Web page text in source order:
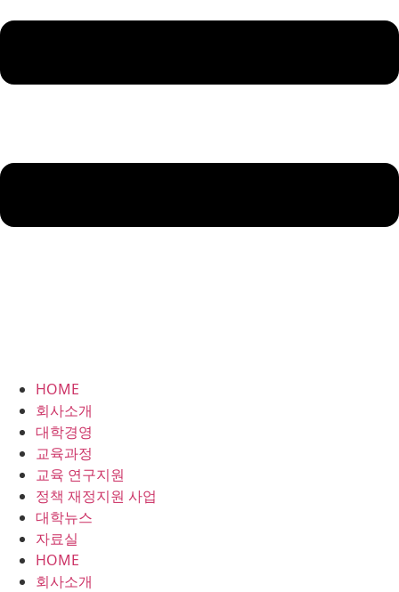
HOME
회사소개
대학경영
교육과정
교육 연구지원
정책 재정지원 사업
대학뉴스
자료실
HOME
회사소개